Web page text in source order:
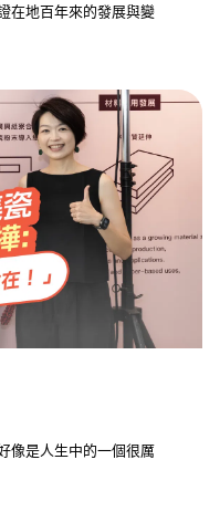
在地百年來的發展與變
像是人生中的一個很厲